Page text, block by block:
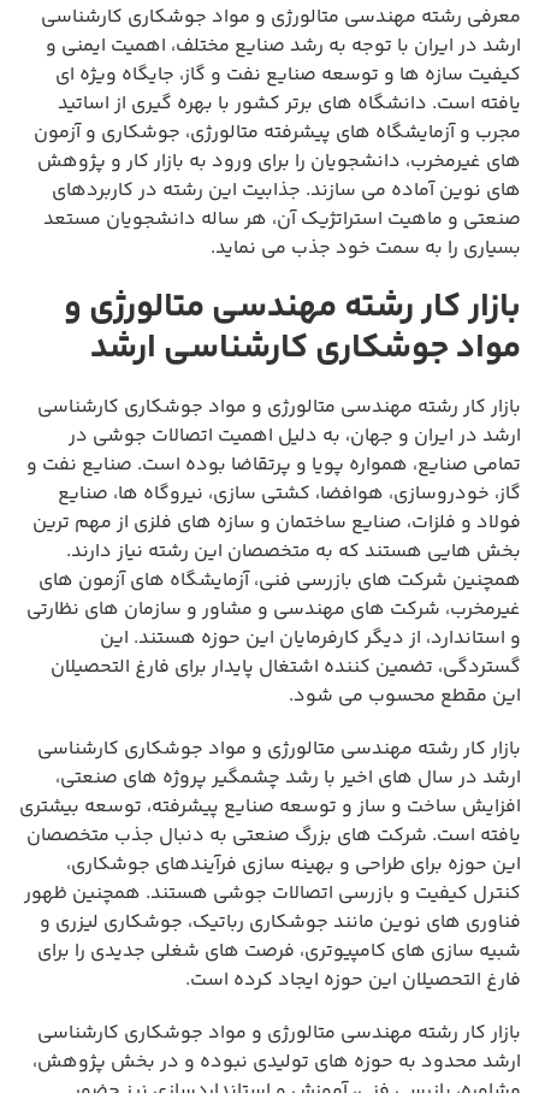
معرفی رشته مهندسی متالورژی و مواد جوشکاری کارشناسی
ارشد در ایران با توجه به رشد صنایع مختلف، اهمیت ایمنی و
کیفیت سازه ها و توسعه صنایع نفت و گاز، جایگاه ویژه ای
یافته است. دانشگاه های برتر کشور با بهره گیری از اساتید
مجرب و آزمایشگاه های پیشرفته متالورژی، جوشکاری و آزمون
های غیرمخرب، دانشجویان را برای ورود به بازار کار و پژوهش
های نوین آماده می سازند. جذابیت این رشته در کاربردهای
صنعتی و ماهیت استراتژیک آن، هر ساله دانشجویان مستعد
بسیاری را به سمت خود جذب می نماید.
بازار کار رشته مهندسی متالورژی و
مواد جوشکاری کارشناسی ارشد
بازار کار رشته مهندسی متالورژی و مواد جوشکاری کارشناسی
ارشد در ایران و جهان، به دلیل اهمیت اتصالات جوشی در
تمامی صنایع، همواره پویا و پرتقاضا بوده است. صنایع نفت و
گاز، خودروسازی، هوافضا، کشتی سازی، نیروگاه ها، صنایع
فولاد و فلزات، صنایع ساختمان و سازه های فلزی از مهم ترین
بخش هایی هستند که به متخصصان این رشته نیاز دارند.
همچنین شرکت های بازرسی فنی، آزمایشگاه های آزمون های
غیرمخرب، شرکت های مهندسی و مشاور و سازمان های نظارتی
و استاندارد، از دیگر کارفرمایان این حوزه هستند. این
گستردگی، تضمین کننده اشتغال پایدار برای فارغ التحصیلان
این مقطع محسوب می شود.
بازار کار رشته مهندسی متالورژی و مواد جوشکاری کارشناسی
ارشد در سال های اخیر با رشد چشمگیر پروژه های صنعتی،
افزایش ساخت و ساز و توسعه صنایع پیشرفته، توسعه بیشتری
یافته است. شرکت های بزرگ صنعتی به دنبال جذب متخصصان
این حوزه برای طراحی و بهینه سازی فرآیندهای جوشکاری،
کنترل کیفیت و بازرسی اتصالات جوشی هستند. همچنین ظهور
فناوری های نوین مانند جوشکاری رباتیک، جوشکاری لیزری و
شبیه سازی های کامپیوتری، فرصت های شغلی جدیدی را برای
فارغ التحصیلان این حوزه ایجاد کرده است.
بازار کار رشته مهندسی متالورژی و مواد جوشکاری کارشناسی
ارشد محدود به حوزه های تولیدی نبوده و در بخش پژوهش،